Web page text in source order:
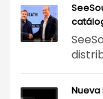
Nueva